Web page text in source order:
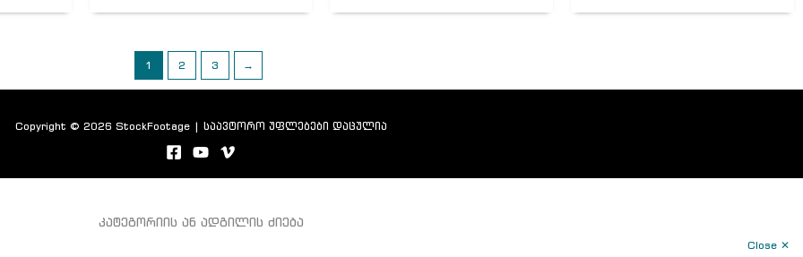
1 2 3 →
Copyright © 2026 StockFootage | საავტორო უფლებები დაცულია
Close ✕
კატეგორიის ან ადგილის ძიება